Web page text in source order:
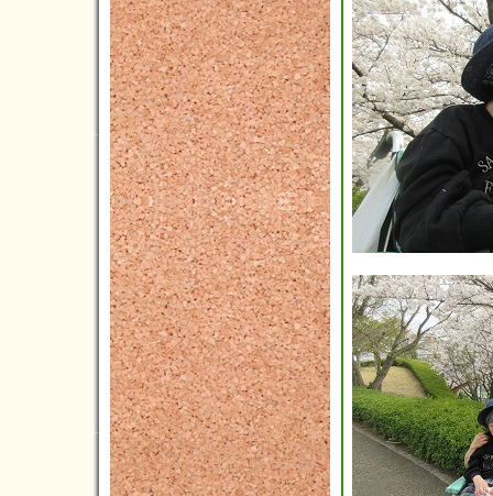
2021年11月(3)
2021年10月(3)
2021年09月(3)
2021年08月(2)
2021年07月(6)
2021年06月(4)
2021年05月(4)
2021年04月(9)
2021年03月(2)
2021年02月(1)
2021年01月(5)
2020年12月(5)
2020年11月(3)